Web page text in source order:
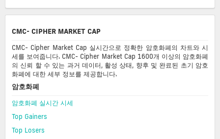
CMC- CIPHER MARKET CAP
CMC- Cipher Market Cap 실시간으로 정확한 암호화폐의 차트와 시
세를 보여줍니다. CMC- Cipher Market Cap 1600개 이상의 암호화폐
의 신뢰 할 수 있는 과거 데이터, 활성 상태, 향후 및 완료된 초기 암호
화폐에 대한 세부 정보를 제공합니다.
암호화폐
암호화폐 실시간 시세
Top Gainers
Top Losers